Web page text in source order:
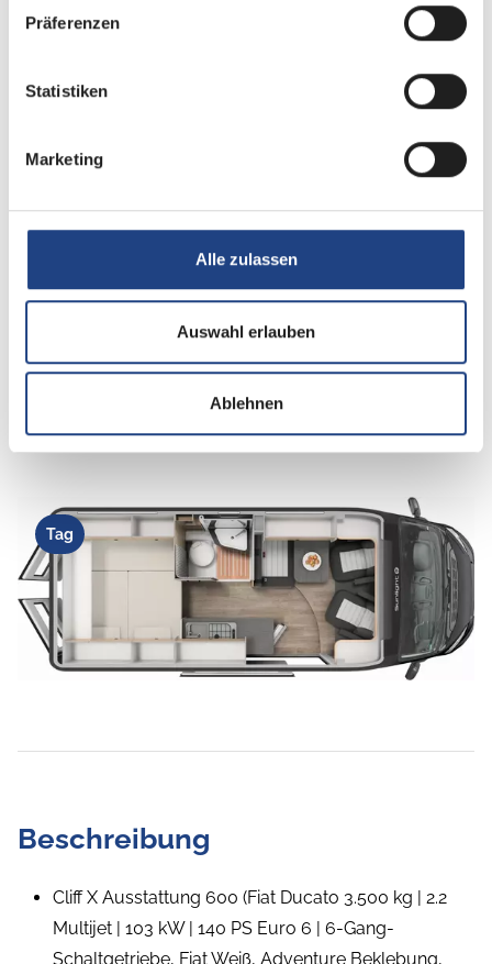
Präferenzen
Statistiken
Marketing
Alle zulassen
Auswahl erlauben
Ablehnen
Schlafplätze 2
WC
Doppel-/franz. Bett
Tag
Beschreibung
Cliff X Ausstattung 600 (Fiat Ducato 3.500 kg | 2.2
Multijet | 103 kW | 140 PS Euro 6 | 6-Gang-
Schaltgetriebe, Fiat Weiß, Adventure Beklebung,